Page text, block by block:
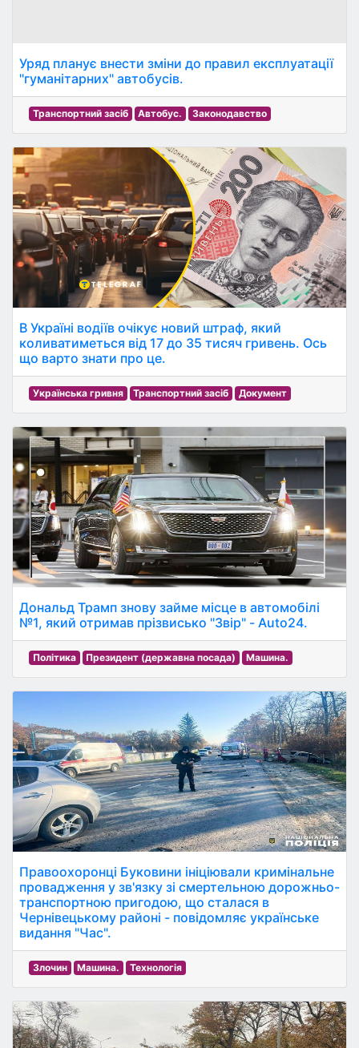
Уряд планує внести зміни до правил експлуатації
"гуманітарних" автобусів.
Транспортний засіб Автобус. Законодавство
В Україні водіїв очікує новий штраф, який
коливатиметься від 17 до 35 тисяч гривень. Ось
що варто знати про це.
Українська гривня Транспортний засіб Документ
Дональд Трамп знову займе місце в автомобілі
№1, який отримав прізвисько "Звір" - Auto24.
Політика Президент (державна посада) Машина.
Правоохоронці Буковини ініціювали кримінальне
провадження у зв'язку зі смертельною дорожньо-
транспортною пригодою, що сталася в
Чернівецькому районі - повідомляє українське
видання "Час".
Злочин Машина. Технологія